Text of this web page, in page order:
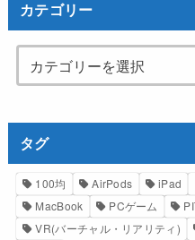
カテゴリー
タグ
100均 AirPods iPad
MacBook
PCゲーム
VR(バーチャル・リアリティ)